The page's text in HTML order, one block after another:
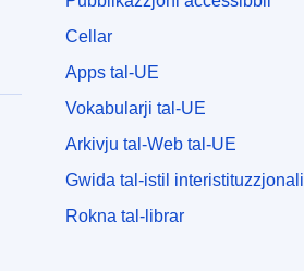
Cellar
Apps tal-UE
Vokabularji tal-UE
Arkivju tal-Web tal-UE
Gwida tal-istil interistituzzjonali
Rokna tal-librar